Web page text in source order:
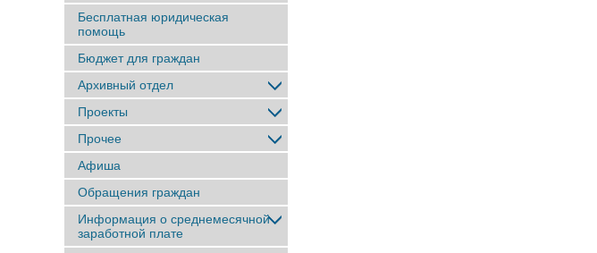
Бесплатная юридическая
помощь
Бюджет для граждан
Архивный отдел
Проекты
Прочее
Афиша
Обращения граждан
Информация о среднемесячной
заработной плате